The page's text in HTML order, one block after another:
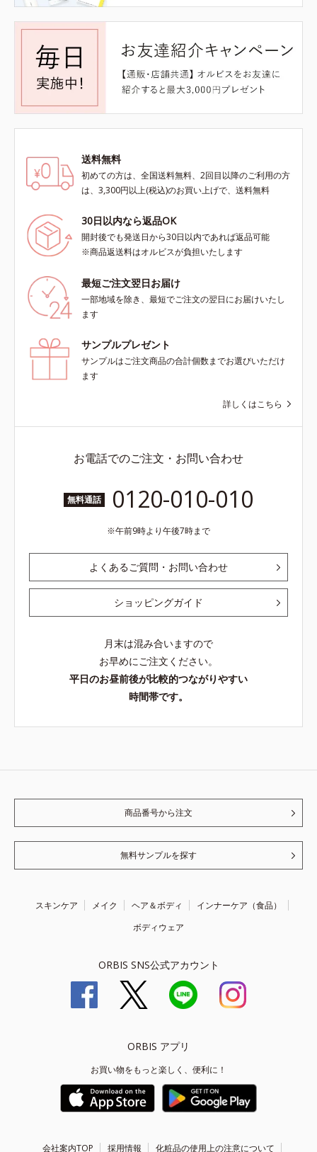
送料無料
初めての方は、全国送料無料、2回目以降のご利用の方
は、3,300円以上(税込)のお買い上げで、送料無料
30日以内なら返品OK
開封後でも発送日から30日以内であれば返品可能
※商品返送料はオルビスが負担いたします
最短ご注文翌日お届け
一部地域を除き、最短でご注文の翌日にお届けいたし
ます
サンプルプレゼント
サンプルはご注文商品の合計個数までお選びいただけ
ます
詳しくはこちら
お電話でのご注文・お問い合わせ
無料通話 0120-010-010
午前9時より午後7時まで
よくあるご質問・お問い合わせ
ショッピングガイド
月末は混み合いますので
お早めにご注文ください。
平日のお昼前後が比較的つながりやすい
時間帯です。
商品番号から注文
無料サンプルを探す
スキンケア メイク ヘア＆ボディ
インナーケア（食品）
ボディウェア
ORBIS SNS公式アカウント
ORBIS アプリ
お買い物をもっと楽しく、便利に！
会社案内TOP 採用情報 化粧品の使用上の注意について